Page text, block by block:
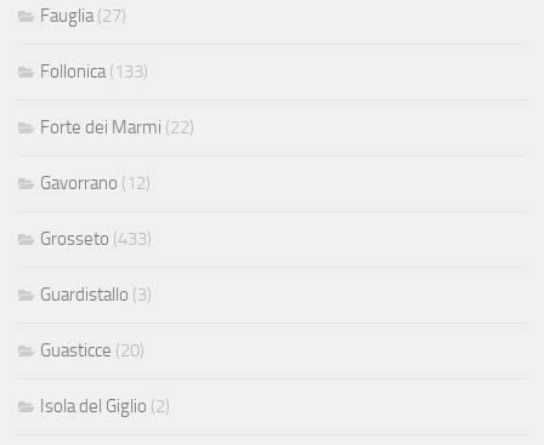
Fauglia (27)
Follonica (133)
Forte dei Marmi (22)
Gavorrano (12)
Grosseto (433)
Guardistallo (3)
Guasticce (20)
Isola del Giglio (2)